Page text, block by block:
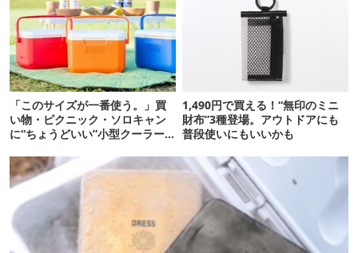
「このサイズが一番使う。」買
い物・ピクニック・ソロキャン
に“ちょうどいい”小型クーラー
1,490円で買える！“無印のミニ
財布”3種登場。アウトドアにも
普段使いにもいいかも